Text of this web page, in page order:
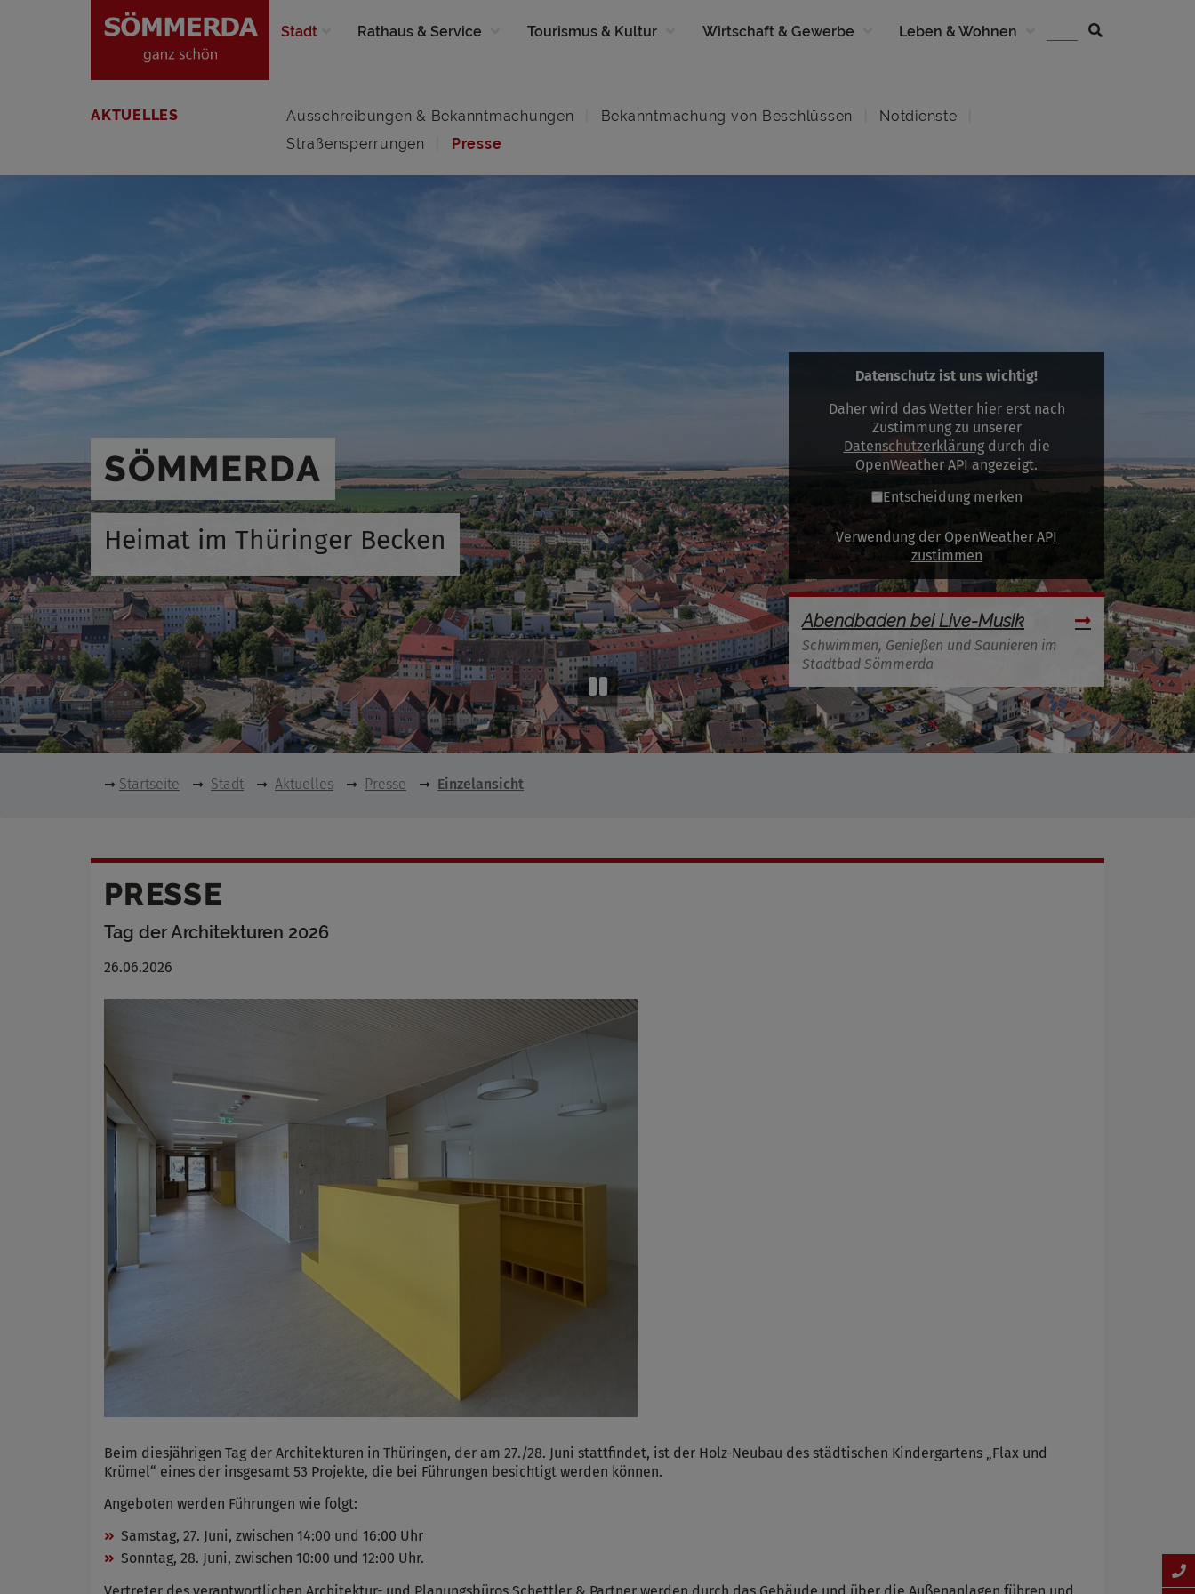
Stadt Rathaus & Service Tourismus & Kultur Wirtschaft & Gewerbe Leben & Wohnen
AKTUELLES Ausschreibungen & Bekanntmachungen Bekanntmachung von Beschlüssen
Notdienste
Straßensperrungen
Presse
SÖMMERDA
Heimat im Thüringer Becken
Datenschutz ist uns wichtig!
Daher wird das Wetter hier erst nach
Zustimmung zu unserer
Datenschutzerklärungdurch die
OpenWeather API angezeigt.
Entscheidung merken
Verwendung der OpenWeather API
zustimmen
Abendbaden bei Live-Musik
Schwimmen, Genießen und Saunieren im
Stadtbad Sömmerda
Startseite Stadt Aktuelles Presse Einzelansicht
PRESSE
Tag der Architekturen 2026
26.06.2026
Beim diesjährigen Tag der Architekturen in Thüringen, der am 27./28. Juni stattfindet, ist der Holz-Neubau des städtischen Kindergartens „Flax und
Krümel“ eines der insgesamt 53 Projekte, die bei Führungen besichtigt werden können.
Angeboten werden Führungen wie folgt:
Samstag, 27. Juni, zwischen 14:00 und 16:00 Uhr
Sonntag, 28. Juni, zwischen 10:00 und 12:00 Uhr.
Vertreter des verantwortlichen Architektur- und Planungsbüros Schettler & Partner werden durch das Gebäude und über die Außenanlagen führen und